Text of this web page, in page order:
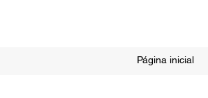
Página inicial